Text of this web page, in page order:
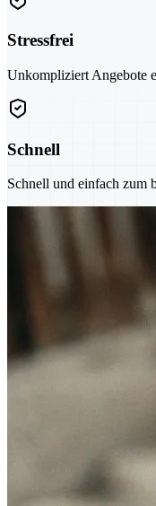
Stressfrei
Unkompliziert Angebote
Schnell
Schnell und einfach zum